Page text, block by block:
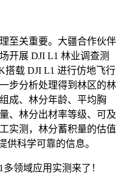
关重要。大疆合作伙伴
开展 DJI L1 林业调查测
搭载 DJI L1 进行仿地飞行
步分析处理得到林区的林
成、林分年龄、平均胸
、林分出材率等级、可及
实测，林分蓄积量的估值
供科学可靠的信息。